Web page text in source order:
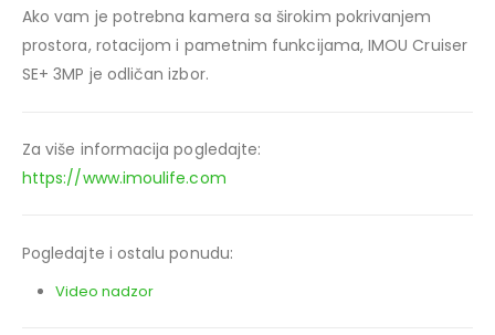
Ako vam je potrebna kamera sa širokim pokrivanjem
prostora, rotacijom i pametnim funkcijama, IMOU Cruiser
SE+ 3MP je odličan izbor.
Za više informacija pogledajte:
https://www.imoulife.com
Pogledajte i ostalu ponudu:
Video nadzor